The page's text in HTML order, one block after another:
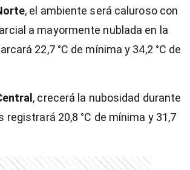
, el ambiente será caluroso con
a mayormente nublada en la
22,7 °C de mínima y 34,2 °C de
, crecerá la nubosidad durante
registrará 20,8 °C de mínima y 31,7